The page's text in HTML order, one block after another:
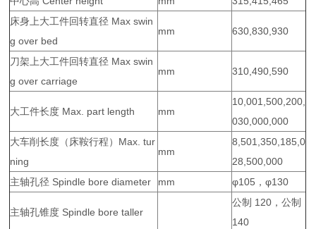
床身上大工件回转直径 Max swin
g over bed
mm 630,830,930
刀架上大工件回转直径 Max swin
g over carriage
mm 310,490,590
大工件长度 Max. part length mm
10,001,500,200,
030,000,000
大车削长度（床鞍行程）Max. tur
ning
mm
8,501,350,185,0
28,500,000
主轴孔径 Spindle bore diameter
mm φ105，φ130
主轴孔锥度 Spindle bore taller
公制 120，公制
140